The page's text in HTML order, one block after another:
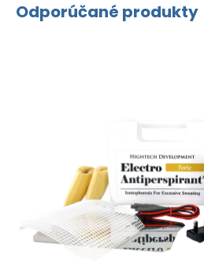
Odporúčané produkty